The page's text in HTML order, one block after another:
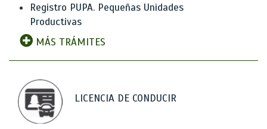
Registro PUPA. Pequeñas Unidades
Productivas
MÁS TRÁMITES
LICENCIA DE CONDUCIR